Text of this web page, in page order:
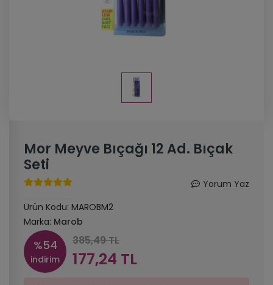
Mor Meyve Bıçağı 12 Ad. Bıçak
Seti
Yorum Yaz
Ürün Kodu: MAROBM2
Marka: Marob
%54
indirim
385,49 TL
177,24 TL